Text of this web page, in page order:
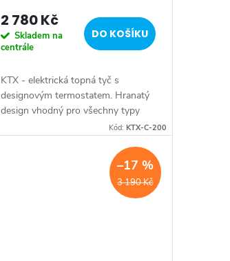
2 780 Kč
Skladem na
centrále
DO KOŠÍKU
KTX - elektrická topná tyč s
designovým termostatem. Hranatý
design vhodný pro všechny typy
radiátorů. Série: KTX • Barva:
Termostat • Výkon: 200 W...
Kód: KTX-C-200
3 190 Kč
–17 %